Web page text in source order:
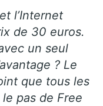
l’Internet
de 30 euros.
un seul
? Le
que tous les
pas de Free